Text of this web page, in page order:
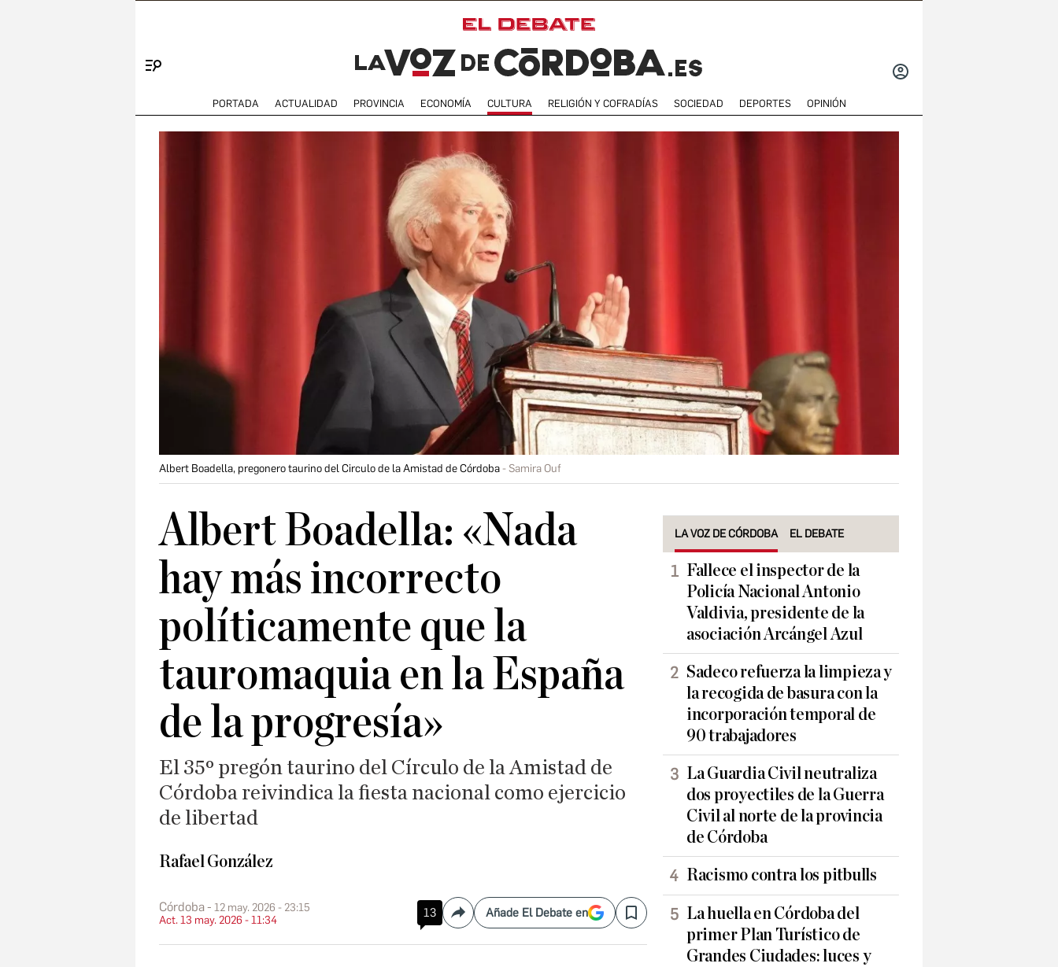
PORTADA ACTUALIDAD PROVINCIA ECONOMÍA CULTURA RELIGIÓN Y COFRADÍAS SOCIEDAD DEPORTES OPINIÓN
Albert Boadella, pregonero taurino del Circulo de la Amistad de Córdoba Samira Ouf
Albert Boadella: «Nada
hay más incorrecto
políticamente que la
tauromaquia en la España
de la progresía»
El 35º pregón taurino del Círculo de la Amistad de
Córdoba reivindica la fiesta nacional como ejercicio
de libertad
Rafael González
Córdoba
12 may. 2026 - 23:15
Act. 13 may. 2026 - 11:34
13 CompartirAñade El Debate en Save
LA VOZ DE CÓRDOBA EL DEBATE
Fallece el inspector de la
Policía Nacional Antonio
Valdivia, presidente de la
asociación Arcángel Azul
Sadeco refuerza la limpieza y
la recogida de basura con la
incorporación temporal de
90 trabajadores
La Guardia Civil neutraliza
dos proyectiles de la Guerra
Civil al norte de la provincia
de Córdoba
Racismo contra los pitbulls
La huella en Córdoba del
primer Plan Turístico de
Grandes Ciudades: luces y